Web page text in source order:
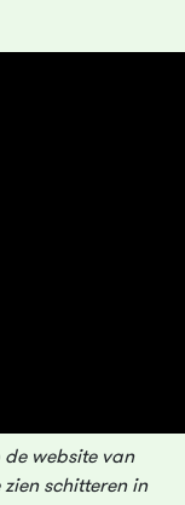
de website van
schitteren in